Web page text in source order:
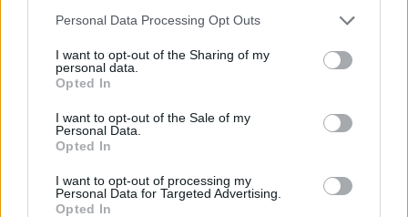
Personal Data Processing Opt Outs
I want to opt-out of the Sharing of my
personal data.
Opted In
I want to opt-out of the Sale of my
Personal Data.
Opted In
I want to opt-out of processing my
Personal Data for Targeted Advertising.
Opted In
Η αλλόκοτη παρενέργεια της έλλειψης
ύπνου
Εσείς κοιμάστε τουλάχιστον οκτώ ώρες; Οι
περισσότεροι, λόγω του σύγχρονου τρόπου ζωής και
των υποχρεώσεων, φαίνεται πως δεν κοιμόμαστε